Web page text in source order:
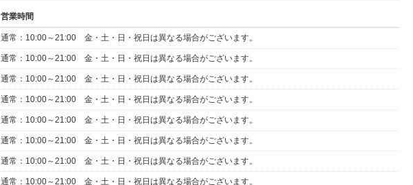
営業時間
通常：10:00～21:00 金・土・日・祝日は異なる場合がございます。
通常：10:00～21:00 金・土・日・祝日は異なる場合がございます。
通常：10:00～21:00 金・土・日・祝日は異なる場合がございます。
通常：10:00～21:00 金・土・日・祝日は異なる場合がございます。
通常：10:00～21:00 金・土・日・祝日は異なる場合がございます。
通常：10:00～21:00 金・土・日・祝日は異なる場合がございます。
通常：10:00～21:00 金・土・日・祝日は異なる場合がございます。
通常：10:00～21:00 金・土・日・祝日は異なる場合がございます。